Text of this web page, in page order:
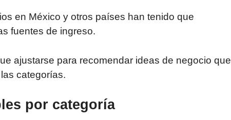
en México y otros países han tenido que
fuentes de ingreso.
ajustarse para recomendar ideas de negocio que
categorías.
por categoría